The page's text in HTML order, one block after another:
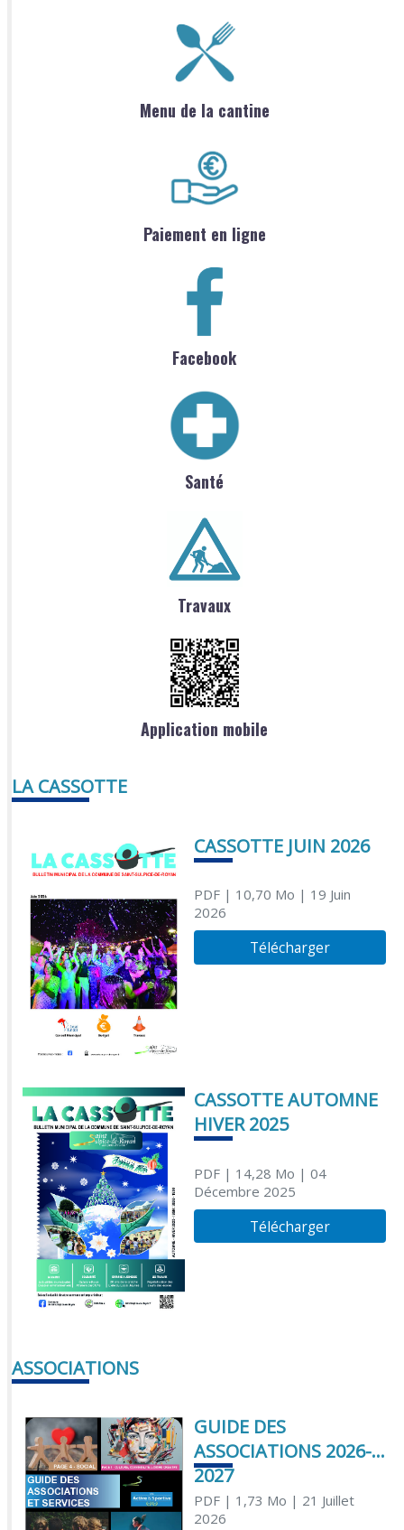
Menu de la cantine
Paiement en ligne
Facebook
Santé
Travaux
Application mobile
LA CASSOTTE
CASSOTTE JUIN 2026
PDF| 10,70 Mo | 19 Juin
2026
Télécharger
CASSOTTE AUTOMNE
HIVER 2025
PDF| 14,28 Mo | 04
Décembre 2025
Télécharger
ASSOCIATIONS
GUIDE DES
ASSOCIATIONS 2026-
2027
PDF| 1,73 Mo | 21 Juillet
2026